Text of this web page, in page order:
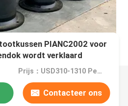
PIANC2002 voor
wordt verklaard
Prijs：USD310-1310 Per Piece
Contacteer ons